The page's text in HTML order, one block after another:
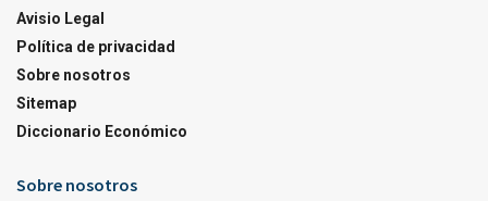
Avisio Legal
Política de privacidad
Sobre nosotros
Sitemap
Diccionario Económico
Sobre nosotros